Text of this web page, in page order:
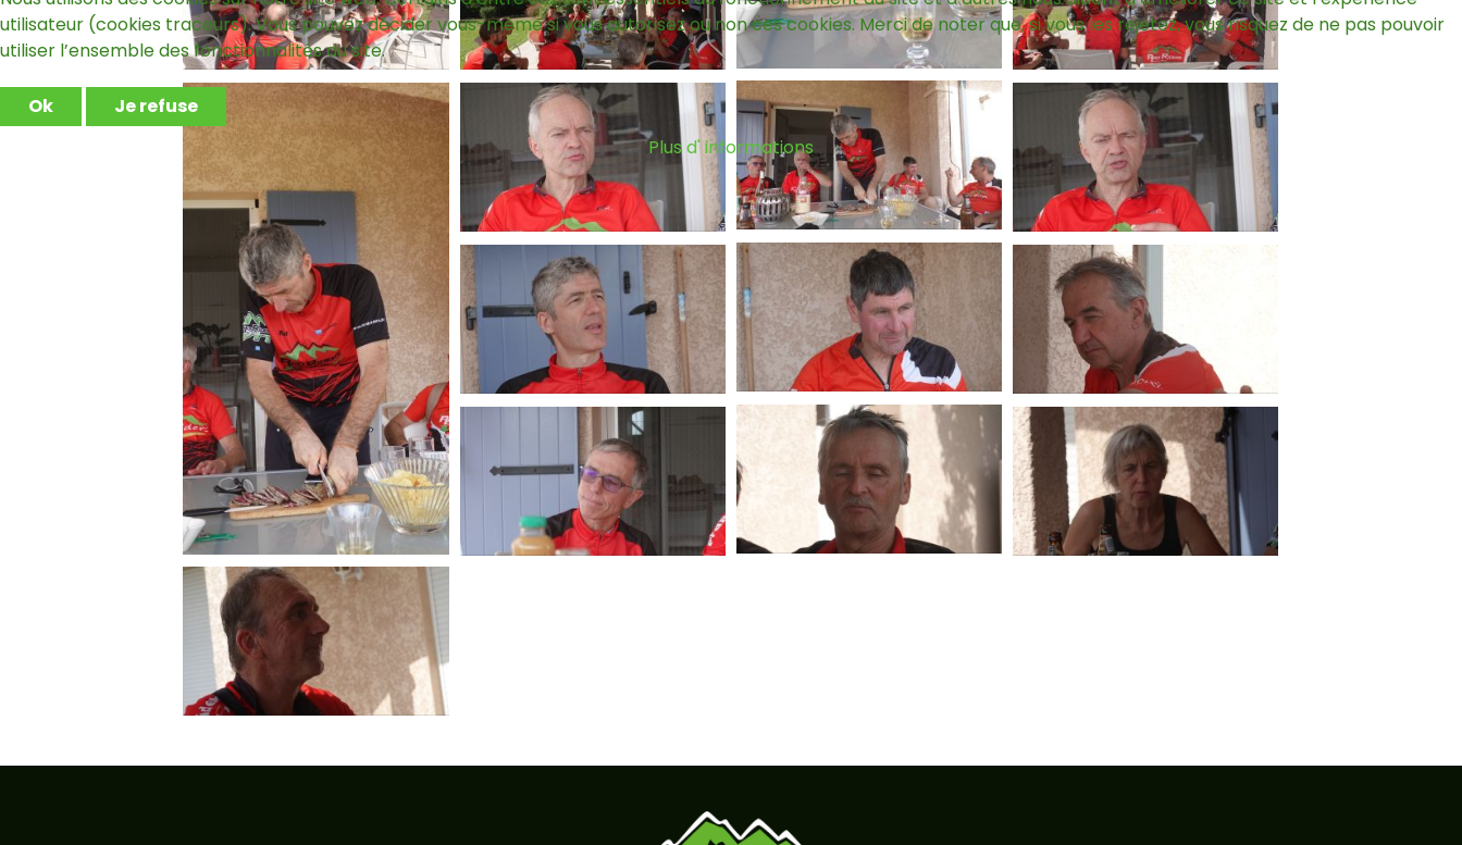
utilisateur (cookies traceurs). Vous pouvez décider vous-même si vous autorisez ou non ces cookies. Merci de noter que, si vous les rejetez, vous risquez de ne pas pouvoir
utiliser l’ensemble des fonctionnalités du site.
Ok
Je refuse
Plus d' informations